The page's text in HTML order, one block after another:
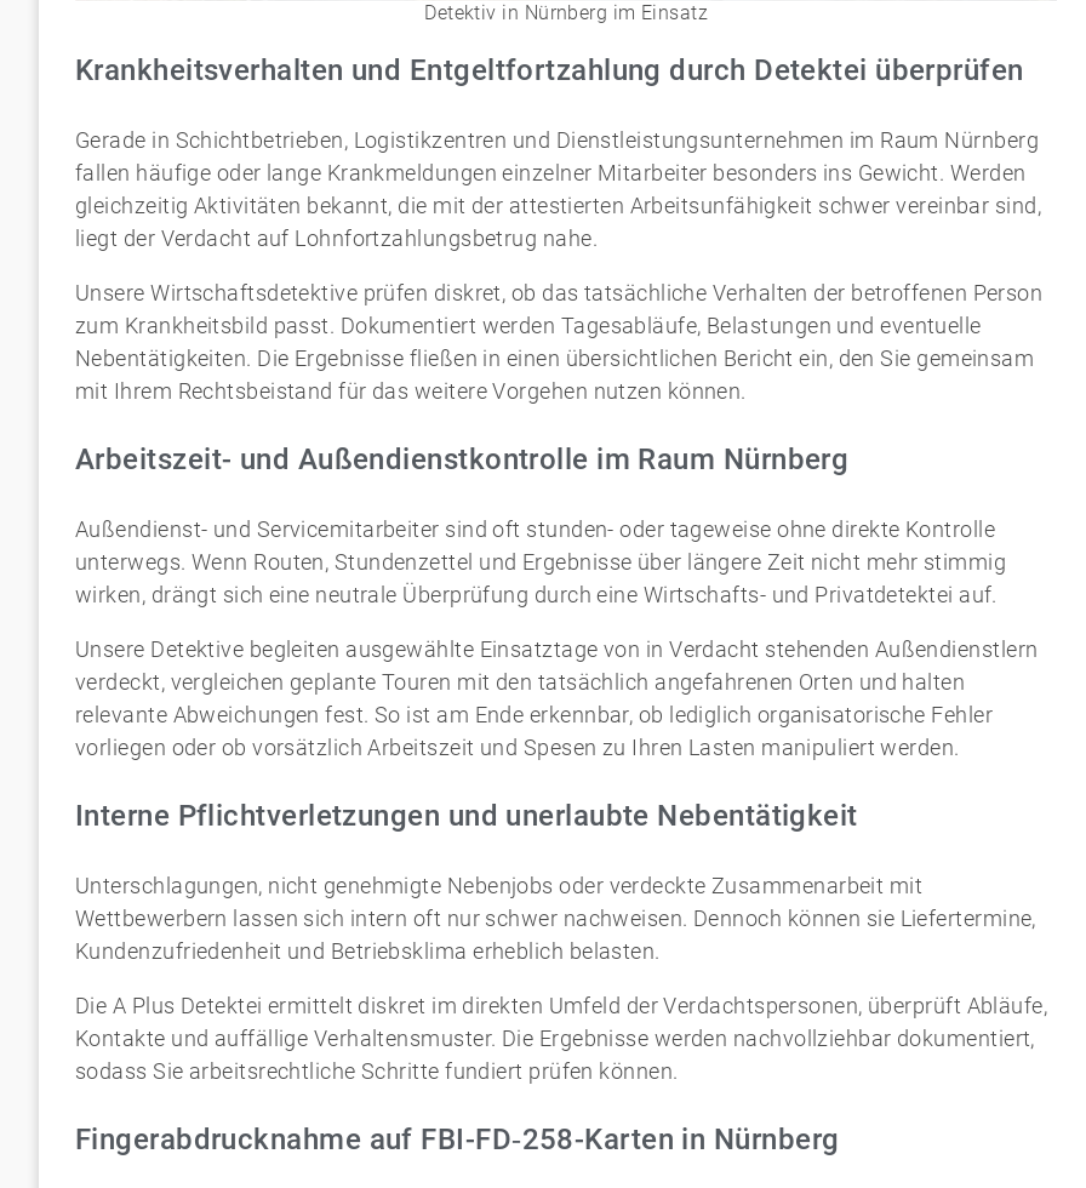
Detektiv in Nürnberg im Einsatz
Krankheitsverhalten und Entgeltfortzahlung durch Detektei überprüfen
Gerade in Schichtbetrieben, Logistikzentren und Dienstleistungsunternehmen im Raum Nürnberg
fallen häufige oder lange Krankmeldungen einzelner Mitarbeiter besonders ins Gewicht. Werden
gleichzeitig Aktivitäten bekannt, die mit der attestierten Arbeitsunfähigkeit schwer vereinbar sind,
liegt der Verdacht auf Lohnfortzahlungsbetrug nahe.
Unsere Wirtschaftsdetektive prüfen diskret, ob das tatsächliche Verhalten der betroffenen Person
zum Krankheitsbild passt. Dokumentiert werden Tagesabläufe, Belastungen und eventuelle
Nebentätigkeiten. Die Ergebnisse fließen in einen übersichtlichen Bericht ein, den Sie gemeinsam
mit Ihrem Rechtsbeistand für das weitere Vorgehen nutzen können.
Arbeitszeit- und Außendienstkontrolle im Raum Nürnberg
Außendienst- und Servicemitarbeiter sind oft stunden- oder tageweise ohne direkte Kontrolle
unterwegs. Wenn Routen, Stundenzettel und Ergebnisse über längere Zeit nicht mehr stimmig
wirken, drängt sich eine neutrale Überprüfung durch eine Wirtschafts- und Privatdetektei auf.
Unsere Detektive begleiten ausgewählte Einsatztage von in Verdacht stehenden Außendienstlern
verdeckt, vergleichen geplante Touren mit den tatsächlich angefahrenen Orten und halten
relevante Abweichungen fest. So ist am Ende erkennbar, ob lediglich organisatorische Fehler
vorliegen oder ob vorsätzlich Arbeitszeit und Spesen zu Ihren Lasten manipuliert werden.
Interne Pflichtverletzungen und unerlaubte Nebentätigkeit
Unterschlagungen, nicht genehmigte Nebenjobs oder verdeckte Zusammenarbeit mit
Wettbewerbern lassen sich intern oft nur schwer nachweisen. Dennoch können sie Liefertermine,
Kundenzufriedenheit und Betriebsklima erheblich belasten.
Die A Plus Detektei ermittelt diskret im direkten Umfeld der Verdachtspersonen, überprüft Abläufe,
Kontakte und auffällige Verhaltensmuster. Die Ergebnisse werden nachvollziehbar dokumentiert,
sodass Sie arbeitsrechtliche Schritte fundiert prüfen können.
Fingerabdrucknahme auf FBI-FD‑258-Karten in Nürnberg